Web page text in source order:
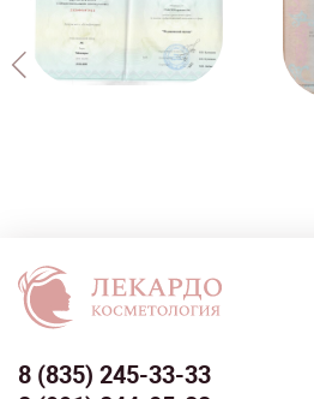
8 (835) 245-33-33